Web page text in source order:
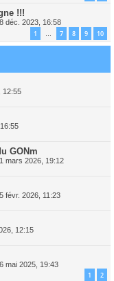
!!!
déc. 2023, 16:58
1 … 7 8 9 10
12:55
GONm
mars 2026, 19:12
févr. 2026, 11:23
12:15
mai 2025, 19:43
1 2